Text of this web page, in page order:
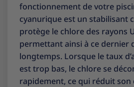
fonctionnement de votre
cyanurique est un stabilisant
protège le chlore des rayons
permettant ainsi à ce dernier
longtemps. Lorsque le taux
est trop bas, le chlore se
rapidement, ce qui réduit son